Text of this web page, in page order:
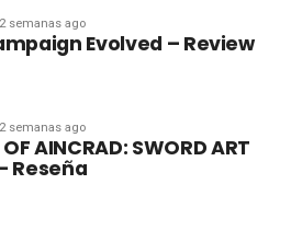
2 semanas ago
Evolved – Review
2 semanas ago
OF AINCRAD: SWORD ART
Reseña